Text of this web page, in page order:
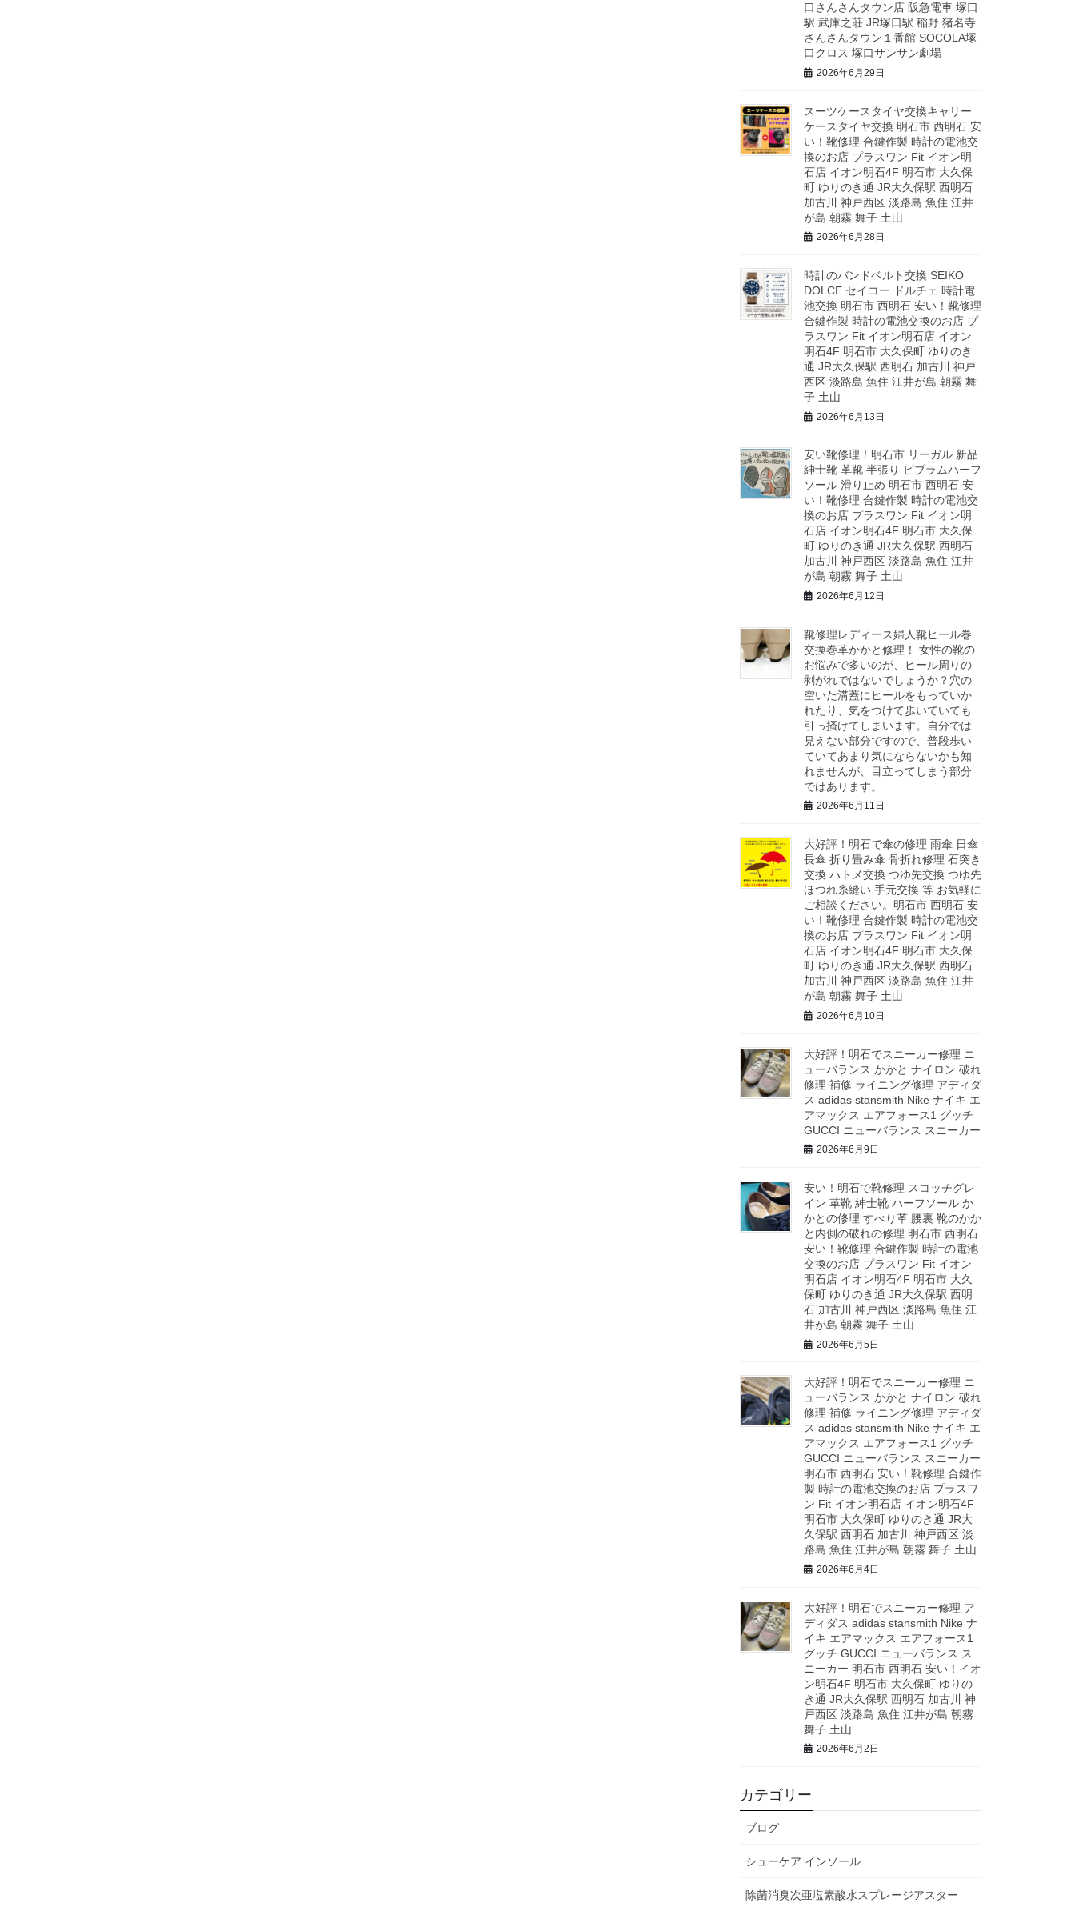
口さんさんタウン店 阪急電車 塚口
駅 武庫之荘 JR塚口駅 稲野 猪名寺
さんさんタウン１番館 SOCOLA塚
口クロス 塚口サンサン劇場
2026年6月29日
スーツケースタイヤ交換キャリー
ケースタイヤ交換 明石市 西明石 安
い！靴修理 合鍵作製 時計の電池交
換のお店 プラスワン Fit イオン明
石店 イオン明石4F 明石市 大久保
町 ゆりのき通 JR大久保駅 西明石
加古川 神戸西区 淡路島 魚住 江井
が島 朝霧 舞子 土山
2026年6月28日
時計のバンドベルト交換 SEIKO
DOLCE セイコー ドルチェ 時計電
池交換 明石市 西明石 安い！靴修理
合鍵作製 時計の電池交換のお店 プ
ラスワン Fit イオン明石店 イオン
明石4F 明石市 大久保町 ゆりのき
通 JR大久保駅 西明石 加古川 神戸
西区 淡路島 魚住 江井が島 朝霧 舞
子 土山
2026年6月13日
安い靴修理！明石市 リーガル 新品
紳士靴 革靴 半張り ビブラムハーフ
ソール 滑り止め 明石市 西明石 安
い！靴修理 合鍵作製 時計の電池交
換のお店 プラスワン Fit イオン明
石店 イオン明石4F 明石市 大久保
町 ゆりのき通 JR大久保駅 西明石
加古川 神戸西区 淡路島 魚住 江井
が島 朝霧 舞子 土山
2026年6月12日
靴修理レディース婦人靴ヒール巻
交換巻革かかと修理！ 女性の靴の
お悩みで多いのが、ヒール周りの
剥がれではないでしょうか？穴の
空いた溝蓋にヒールをもっていか
れたり、気をつけて歩いていても
引っ掻けてしまいます。自分では
見えない部分ですので、普段歩い
ていてあまり気にならないかも知
れませんが、目立ってしまう部分
ではあります。
2026年6月11日
大好評！明石で傘の修理 雨傘 日傘
長傘 折り畳み傘 骨折れ修理 石突き
交換 ハトメ交換 つゆ先交換 つゆ先
ほつれ糸縫い 手元交換 等 お気軽に
ご相談ください。明石市 西明石 安
い！靴修理 合鍵作製 時計の電池交
換のお店 プラスワン Fit イオン明
石店 イオン明石4F 明石市 大久保
町 ゆりのき通 JR大久保駅 西明石
加古川 神戸西区 淡路島 魚住 江井
が島 朝霧 舞子 土山
2026年6月10日
大好評！明石でスニーカー修理 ニ
ューバランス かかと ナイロン 破れ
修理 補修 ライニング修理 アディダ
ス adidas stansmith Nike ナイキ エ
アマックス エアフォース1 グッチ
GUCCI ニューバランス スニーカー
2026年6月9日
安い！明石で靴修理 スコッチグレ
イン 革靴 紳士靴 ハーフソール か
かとの修理 すべり革 腰裏 靴のかか
と内側の破れの修理 明石市 西明石
安い！靴修理 合鍵作製 時計の電池
交換のお店 プラスワン Fit イオン
明石店 イオン明石4F 明石市 大久
保町 ゆりのき通 JR大久保駅 西明
石 加古川 神戸西区 淡路島 魚住 江
井が島 朝霧 舞子 土山
2026年6月5日
大好評！明石でスニーカー修理 ニ
ューバランス かかと ナイロン 破れ
修理 補修 ライニング修理 アディダ
ス adidas stansmith Nike ナイキ エ
アマックス エアフォース1 グッチ
GUCCI ニューバランス スニーカー
明石市 西明石 安い！靴修理 合鍵作
製 時計の電池交換のお店 プラスワ
ン Fit イオン明石店 イオン明石4F
明石市 大久保町 ゆりのき通 JR大
久保駅 西明石 加古川 神戸西区 淡
路島 魚住 江井が島 朝霧 舞子 土山
2026年6月4日
大好評！明石でスニーカー修理 ア
ディダス adidas stansmith Nike ナ
イキ エアマックス エアフォース1
グッチ GUCCI ニューバランス ス
ニーカー 明石市 西明石 安い！イオ
ン明石4F 明石市 大久保町 ゆりの
き通 JR大久保駅 西明石 加古川 神
戸西区 淡路島 魚住 江井が島 朝霧
舞子 土山
2026年6月2日
カテゴリー
ブログ
シューケア インソール
除菌消臭次亜塩素酸水スプレージアスター